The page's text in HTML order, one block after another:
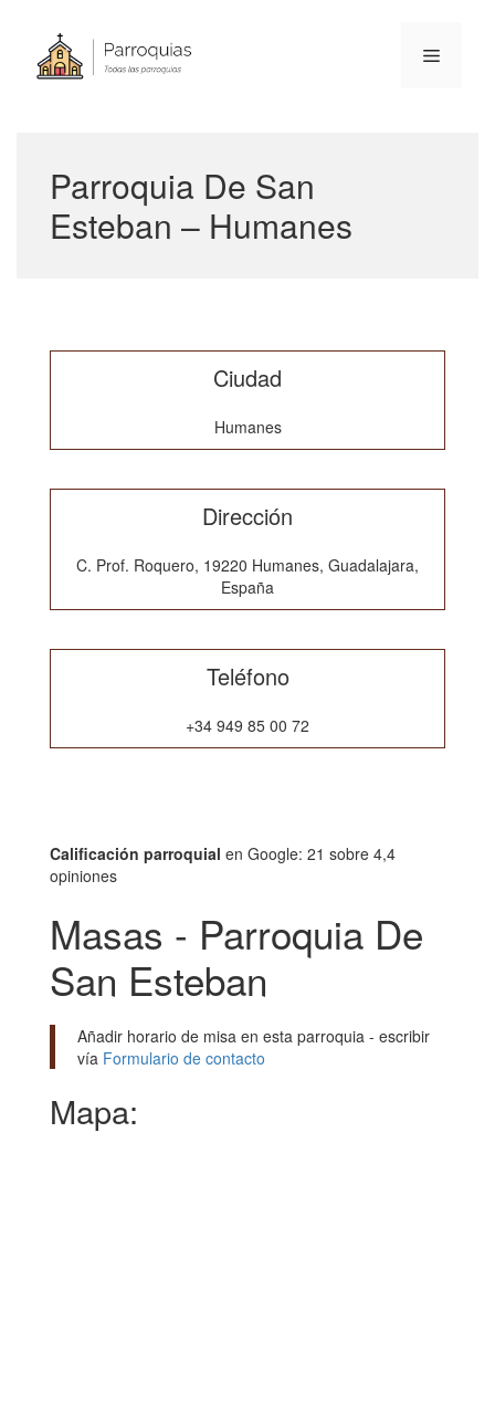
content
Menu
Parroquia De San
Esteban – Humanes
Ciudad
Humanes
Dirección
C. Prof. Roquero, 19220 Humanes, Guadalajara,
España
Teléfono
+34 949 85 00 72
Calificación parroquial en Google: 21 sobre 4,4
opiniones
Masas - Parroquia De
San Esteban
Añadir horario de misa en esta parroquia - escribir
vía Formulario de contacto
Mapa: